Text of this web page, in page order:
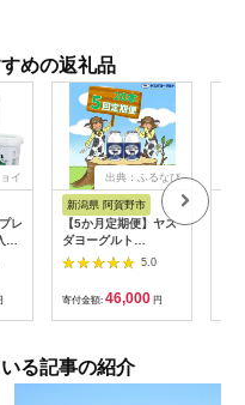
めの返礼品
イ
レ
出典：ふるなび
新潟県 阿賀野市
【5か月定期便】ヤス
ダヨーグルト
150g×20本×5回 小ボ
トル こだわり生乳 新
鮮 濃厚 飲むヨーグル
ト のむよーぐると ヨ
ーグルト 1B08046
5.0
寄付金額: 46,000 円
る記事の紹介